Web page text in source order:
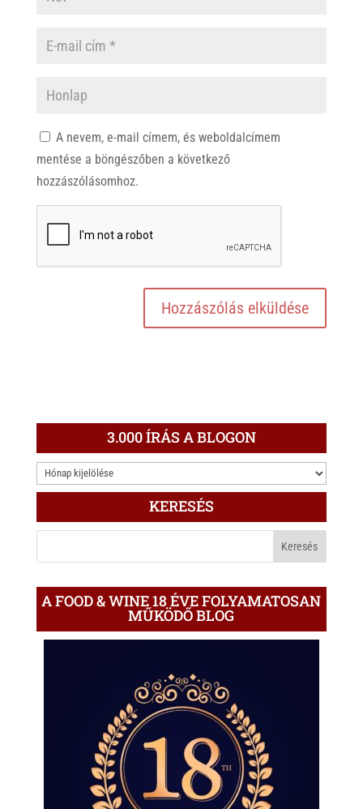
A nevem, e-mail címem, és weboldalcímem
mentése a böngészőben a következő
hozzászólásomhoz.
3.000 ÍRÁS A BLOGON
3.000
ÍRÁS
BLOGON
KERESÉS
A FOOD & WINE 18 ÉVE FOLYAMATOSAN
MŰKÖDŐ BLOG